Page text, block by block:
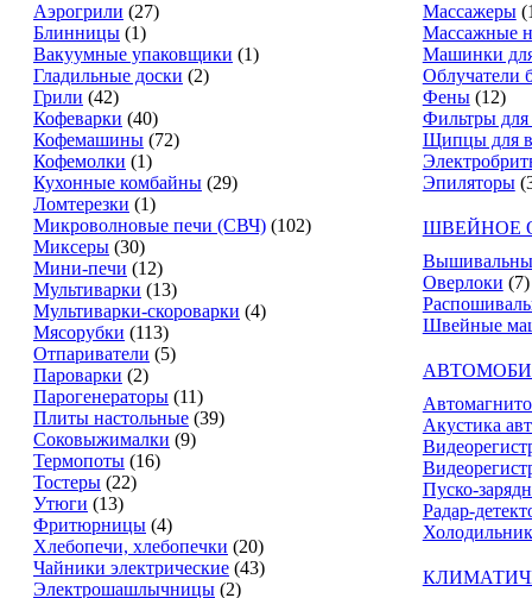
Аэрогрили (27)
Блинницы (1)
Вакуумные упаковщики (1)
Гладильные доски (2)
Грили (42)
Кофеварки (40)
Кофемашины (72)
Кофемолки (1)
Кухонные комбайны (29)
Ломтерезки (1)
Микроволновые печи (СВЧ) (102)
Миксеры (30)
Мини-печи (12)
Мультиварки (13)
Мультиварки-скороварки (4)
Мясорубки (113)
Отпариватели (5)
Пароварки (2)
Парогенераторы (11)
Плиты настольные (39)
Соковыжималки (9)
Термопоты (16)
Тостеры (22)
Утюги (13)
Фритюрницы (4)
Хлебопечи, хлебопечки (20)
Чайники электрические (43)
Электрошашлычницы (2)
Массажеры
Массажные
Машинки
Облучатели
Фены (12)
Фильтры
Щипцы для
Эпиляторы
ШВЕЙНОЕ
Оверлоки (7)
Швейные
Акустика
Пуско-
Радар-